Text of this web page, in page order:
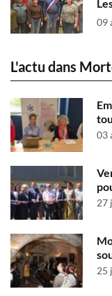
09
L'actu dans
03
27
25